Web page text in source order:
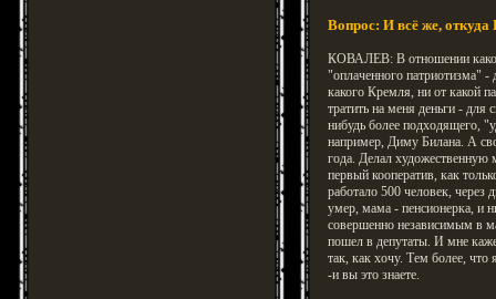
Вопрос: И всё же, откуда
КОВАЛЕВ: В отношении
"оплаченного патриотизма" -
какого Кремля, ни от какой
тратить на меня деньги - для
нибудь более подходящего,
например, Диму Билана. А
года. Делал
первый кооператив, как
работало 500 человек, через
умер, мама - пенсионерка, и
совершенно независимым в
пошел в депутаты. И мне
так, как хочу. Тем более, что
-и вы это знаете.